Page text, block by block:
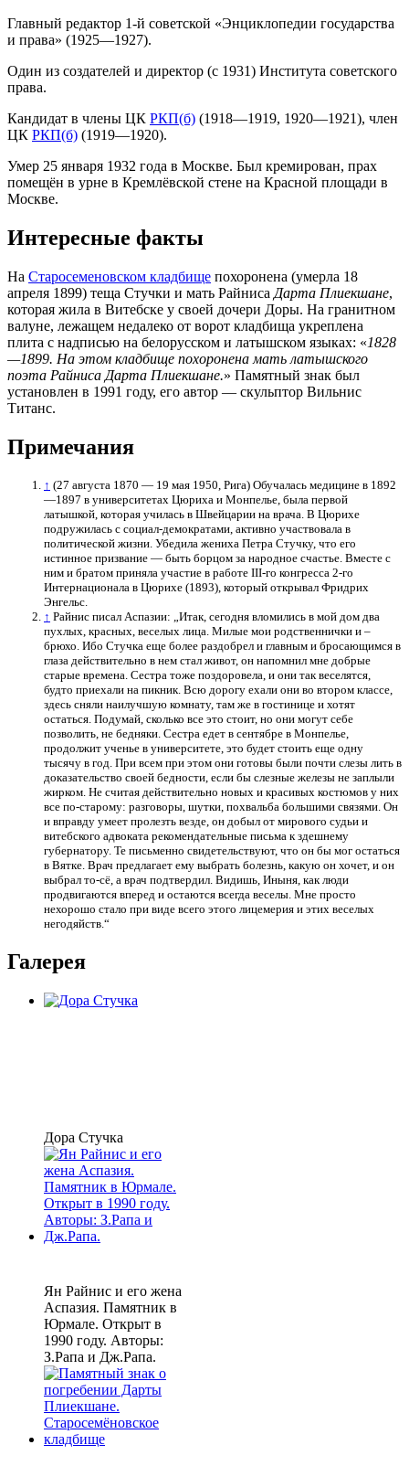
Главный редактор 1-й советской «Энциклопедии государства
и права» (1925—1927).
Один из создателей и директор (с 1931) Института советского
права.
Кандидат в члены ЦК РКП(б) (1918—1919, 1920—1921), член
ЦК РКП(б) (1919—1920).
Умер 25 января 1932 года в Москве. Был кремирован, прах
помещён в урне в Кремлёвской стене на Красной площади в
Москве.
Интересные факты
На Старосеменовском кладбище похоронена (умерла 18
апреля 1899) теща Стучки и мать Райниса Дарта Плиекшане,
которая жила в Витебске у своей дочери Доры. На гранитном
валуне, лежащем недалеко от ворот кладбища укреплена
плита с надписью на белорусском и латышском языках: «1828
—1899. На этом кладбище похоронена мать латышского
поэта Райниса Дарта Плиекшане.» Памятный знак был
установлен в 1991 году, его автор — скульптор Вильнис
Титанс.
Примечания
↑ (27 августа 1870 — 19 мая 1950, Рига) Обучалась медицине в 1892
—1897 в университетах Цюриха и Монпелье, была первой
латышкой, которая училась в Швейцарии на врача. В Цюрихе
подружилась с социал-демократами, активно участвовала в
политической жизни. Убедила жениха Петра Стучку, что его
истинное призвание — быть борцом за народное счастье. Вместе с
ним и братом приняла участие в работе III-го конгресса 2-го
Интернационала в Цюрихе (1893), который открывал Фридрих
Энгельс.
↑ Райнис писал Аспазии: „Итак, сегодня вломились в мой дом два
пухлых, красных, веселых лица. Милые мои родственнички и –
брюхо. Ибо Стучка еще более раздобрел и главным и бросающимся в
глаза действительно в нем стал живот, он напомнил мне добрые
старые времена. Сестра тоже поздоровела, и они так веселятся,
будто приехали на пикник. Всю дорогу ехали они во втором классе,
здесь сняли наилучшую комнату, там же в гостинице и хотят
остаться. Подумай, сколько все это стоит, но они могут себе
позволить, не бедняки. Сестра едет в сентябре в Монпелье,
продолжит ученье в университете, это будет стоить еще одну
тысячу в год. При всем при этом они готовы были почти слезы лить в
доказательство своей бедности, если бы слезные железы не заплыли
жирком. Не считая действительно новых и красивых костюмов у них
все по-старому: разговоры, шутки, похвальба большими связями. Он
и вправду умеет пролезть везде, он добыл от мирового судьи и
витебского адвоката рекомендательные письма к здешнему
губернатору. Те письменно свидетельствуют, что он бы мог остаться
в Вятке. Врач предлагает ему выбрать болезнь, какую он хочет, и он
выбрал то-сё, а врач подтвердил. Видишь, Иныня, как люди
продвигаются вперед и остаются всегда веселы. Мне просто
нехорошо стало при виде всего этого лицемерия и этих веселых
негодяйств.“
Галерея
Дора Стучка
Ян Райнис и его жена
Аспазия. Памятник в
Юрмале. Открыт в
1990 году. Авторы:
З.Рапа и Дж.Рапа.